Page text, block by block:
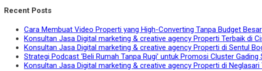
Recent Posts
Cara Membuat Video Properti yang High-Converting Tanpa Budget Besar
Konsultan Jasa Digital marketing & creative agency Properti Terbaik di
Konsultan Jasa Digital marketing & creative agency Properti di Sentul
Strategi Podcast ‘Beli Rumah Tanpa Rugi’ untuk Promosi Cluster Gading
Konsultan Jasa Digital marketing & creative agency Properti di Neglasari